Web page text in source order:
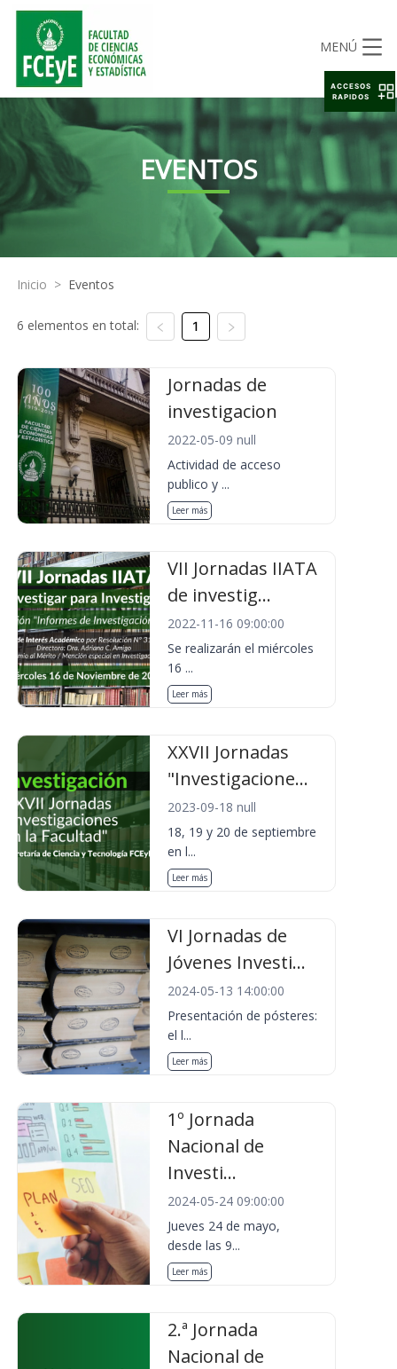
MENÚ
EVENTOS
Inicio > Eventos
6 elementos en total: 1
Jornadas de
investigacion
2022-05-09 null
Actividad de acceso
publico y ...
Leer más
VII Jornadas IIATA
de investig...
2022-11-16 09:00:00
Se realizarán el miércoles
16 ...
Leer más
XXVII Jornadas
"Investigacione...
2023-09-18 null
18, 19 y 20 de septiembre
en l...
Leer más
VI Jornadas de
Jóvenes Investi...
2024-05-13 14:00:00
Presentación de pósteres:
el l...
Leer más
1º Jornada
Nacional de
Investi...
2024-05-24 09:00:00
Jueves 24 de mayo,
desde las 9...
Leer más
2.ª Jornada
Nacional de
ACCESOS
RAPIDOS